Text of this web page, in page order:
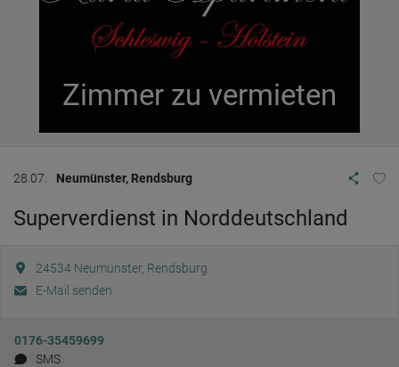
Zimmer zu vermieten
28.07. Neumünster, Rendsburg
Superverdienst in Norddeutschland
24534 Neumünster, Rendsburg
E-Mail senden
0176-35459699
SMS